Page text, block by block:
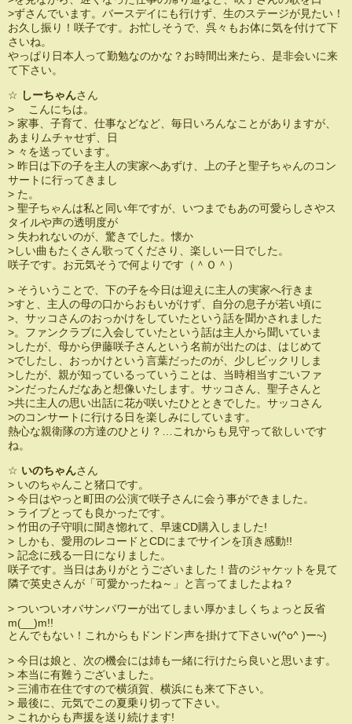
>ずさんでいます。バースデイにも行けず、生のステージが見たい！
お久し振り！咲子です。お忙しそうで、呉々もお体に気を付けて下
さいね。
やっぱり日本人って勤勉なのかな？お時間出来たら、是非会いに来
て下さい。
☆ しーちゃんさん
> こんにちは。
> 家事、子育て、仕事などなど、毎日いろんなことがありますが、
あまりムチャせず、日
> 々を送っています。
> 昨日は下の子を主人の実家へあずけ、上の子と聖子ちゃんのコン
サートに行ってきまし
> た。
> 聖子ちゃんは私と同い年ですが、いつまでもあの可愛らしさやス
タイルや声の透明度が
> 失われないのが、驚きでした。懐か
>しい曲もたくさん歌ってくださり、楽しい一日でした。
咲子です。お元気そうで何よりです（＾Ｏ＾）
> そういうことで、下の子を今日は迎えに主人の実家へ行きま
>すと、主人の母の口からおもいがけず、自分の息子が若い頃に
>、サッコさんのおっかけをしていたという話を聞かされました
>。ファンクラブに入会していたという話は主人から聞いていま
>したが、母から伊藤咲子さんという名前が出たのは、はじめて
>でしたし、おっかけという言葉だったのが、少しビックリしま
>したが、親が知っているっていうことは、当時相当すごいファ
>ンだったんだなあと想像いたします。サッコさん、聖子さんと
>共に主人の思い出話に花が咲いたひとときでした。サッコさん
>のコンサートに行ける日を楽しみにしています。
熱心な親衛隊の方達のひとり？…これからも見守って欲しいです
ね。
☆ いのちゃんさん
> いのちゃんこと猪口です。
> 今日はやっと町田の公演で咲子さんに会う事ができました。
> ライブとっても良かったです。
> 竹田の子守唄に聞き惚れて、早速CD購入しました!
> しかも、愛用のレコードとCDにまでサインを頂き感動!!
> 記念に残る一日になりました。
咲子です。当日はありがとうございました！昔のジャケットを見て
隣で英史さんが「可愛かったね～」と言ってましたよね？
> ついついオバサンパワーが出てしまい厚かましくちょっと反省
m(__)m!!
とんでもない！これからもドンドン声を掛けて下さいv(^o^ )ー~)
> 今日は娘と、次の機会には姉も一緒に行けたら良いと思います。
> 本当に有難うございました。
> 三浦市在住ですので横須賀、横浜にも来て下さい。
> 最後に、元気でこの夏乗り切って下さい。
> これからも声援を送り続けます!